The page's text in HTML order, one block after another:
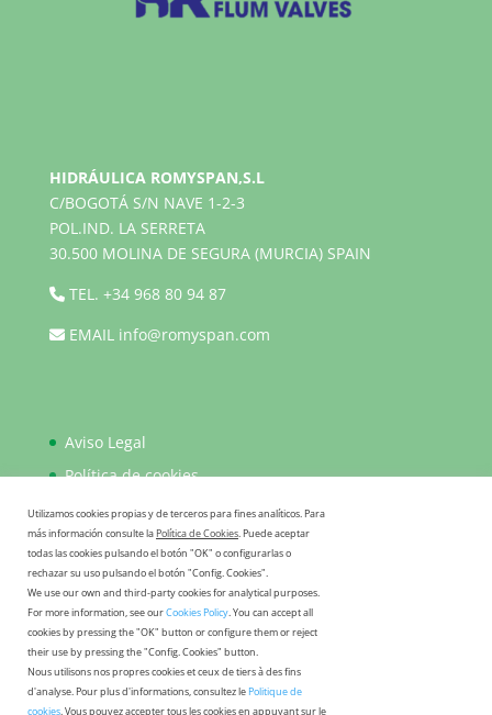
HIDRÁULICA ROMYSPAN,S.L
C/BOGOTÁ S/N NAVE 1-2-3
POL.IND. LA SERRETA
30.500 MOLINA DE SEGURA (MURCIA) SPAIN
TEL. +34 968 80 94 87
EMAIL info@romyspan.com
Aviso Legal
Política de cookies
Política de privacidad
FAQ
Utilizamos cookies propias y de terceros para fines analíticos. Para
más información consulte laPolítica de Cookies. Puede aceptar
todas las cookies pulsando el botón "OK" o configurarlas o
rechazar su uso pulsando el botón "Config. Cookies".
We use our own and third-party cookies for analytical purposes.
For more information, see ourCookies Policy. You can accept all
cookies by pressing the "OK" button or configure them or reject
their use by pressing the "Config. Cookies" button.
Nous utilisons nos propres cookies et ceux de tiers à des fins
d'analyse. Pour plus d'informations, consultez lePolitique de
cookies. Vous pouvez accepter tous les cookies en appuyant sur le